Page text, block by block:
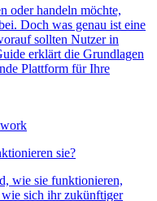
oder handeln möchte,
Doch was genau ist eine
sollten Nutzer in
erklärt die Grundlagen
Plattform für Ihre
sie?
wie sie funktionieren,
sich ihr zukünftiger